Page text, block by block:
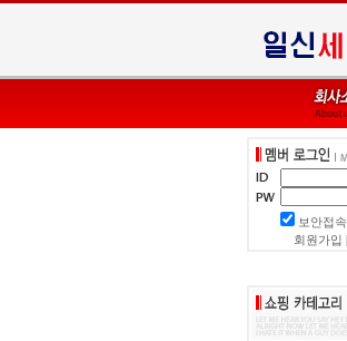
보안접속
회원가입